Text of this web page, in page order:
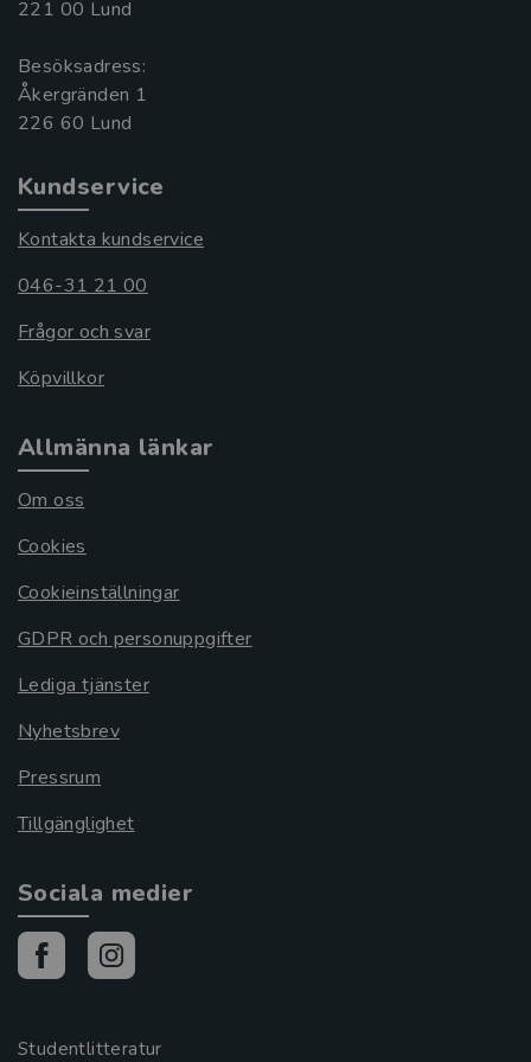
221 00 Lund
Besöksadress:
Åkergränden 1
Kundservice
Kontakta kundservice
046-31 21 00
Frågor och svar
Köpvillkor
Allmänna länkar
Om oss
Cookies
Cookieinställningar
GDPR och personuppgifter
Lediga tjänster
Nyhetsbrev
Pressrum
Tillgänglighet
Sociala medier
Studentlitteratur